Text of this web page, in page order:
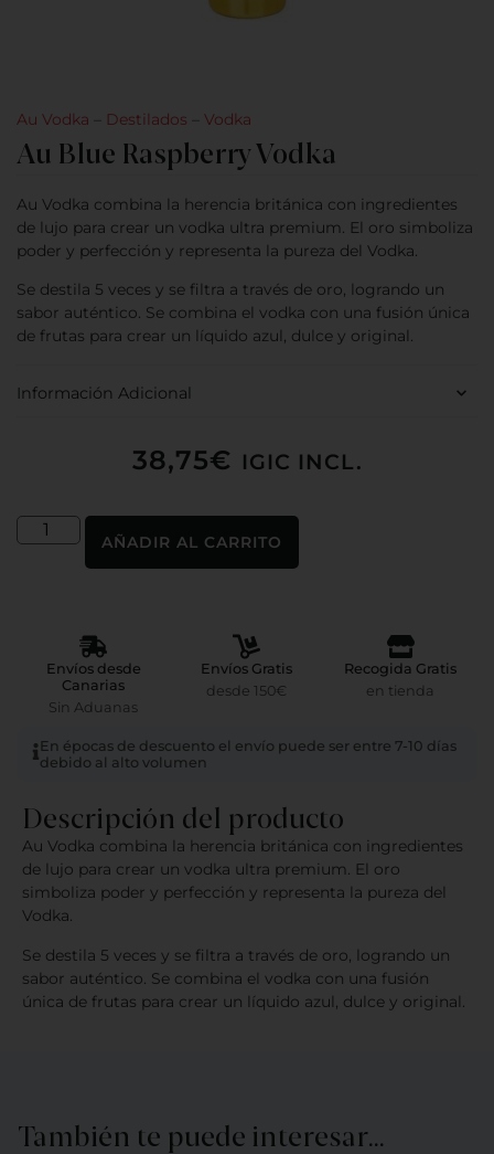
Au Vodka Destilados Vodka
Au Blue Raspberry Vodka
Au Vodka combina la herencia británica con ingredientes
de lujo para crear un vodka ultra premium. El oro simboliza
poder y perfección y representa la pureza del Vodka.
Se destila 5 veces y se filtra a través de oro, logrando un
sabor auténtico. Se combina el vodka con una fusión única
de frutas para crear un líquido azul, dulce y original.
Información Adicional
38,75€ IGIC INCL.
AÑADIR AL CARRITO
Envíos desde
Canarias
Sin Aduanas
Envíos Gratis
desde 150€
Recogida Gratis
en tienda
En épocas de descuento el envío puede ser entre 7-10 días
debido al alto volumen
Descripción del producto
Au Vodka combina la herencia británica con ingredientes
de lujo para crear un vodka ultra premium. El oro
simboliza poder y perfección y representa la pureza del
Vodka.
Se destila 5 veces y se filtra a través de oro, logrando un
sabor auténtico. Se combina el vodka con una fusión
única de frutas para crear un líquido azul, dulce y original.
También te puede interesar…